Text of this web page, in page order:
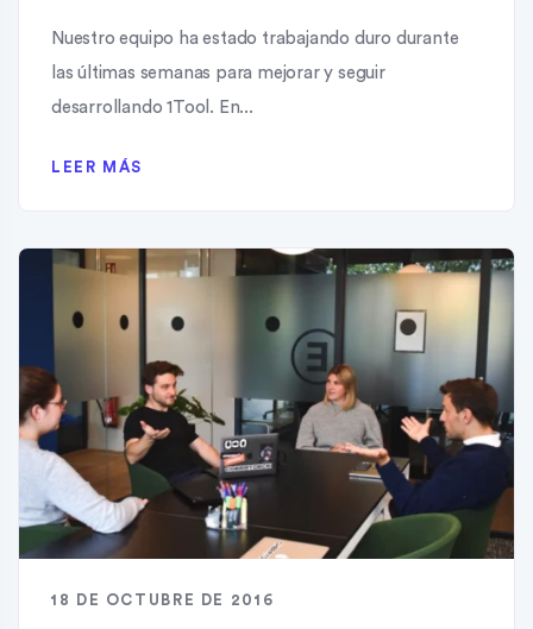
Nuestro equipo ha estado trabajando duro durante
las últimas semanas para mejorar y seguir
desarrollando 1Tool. En...
LEER MÁS
18 DE OCTUBRE DE 2016